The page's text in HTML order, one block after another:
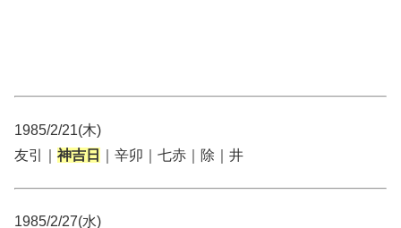
1985/2/21(木)
友引｜ 神吉日 ｜辛卯｜七赤｜除｜井
1985/2/27(水)